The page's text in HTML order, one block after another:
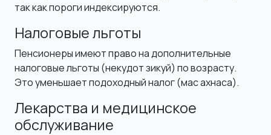
так как пороги индексируются.
Налоговые льготы
Пенсионеры имеют право на дополнительные
налоговые льготы (некудот зикуй) по возрасту.
Это уменьшает подоходный налог (мас ахнаса).
Лекарства и медицинское
обслуживание